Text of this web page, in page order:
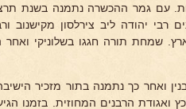
עם גמר ההכשרה נתמנה בשנת
רבי יהודה ליב צירלסון מקישנוב
שמחת תורה חגגו בשלוניקי ואחר
ואחר כך נתמנה בתור מזכיר
ואגודת הרבנים המחוזית. בזמנו